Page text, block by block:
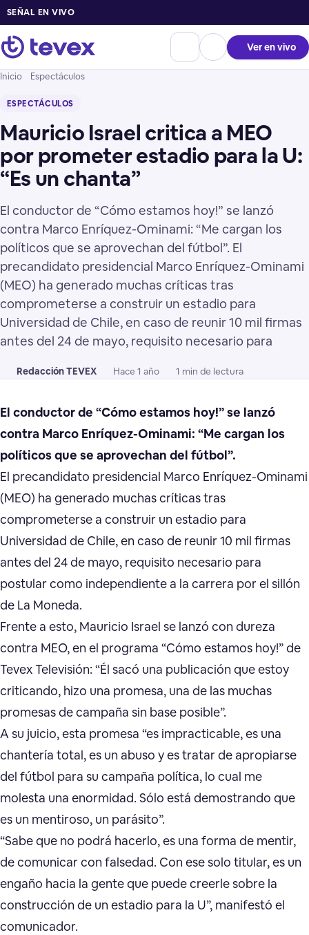
SEÑAL EN VIVO
Ver en vivo
Inicio Espectáculos
ESPECTÁCULOS
Mauricio Israel critica a MEO
por prometer estadio para la U:
“Es un chanta”
El conductor de “Cómo estamos hoy!” se lanzó
contra Marco Enríquez-Ominami: “Me cargan los
políticos que se aprovechan del fútbol”. El
precandidato presidencial Marco Enríquez-Ominami
(MEO) ha generado muchas críticas tras
comprometerse a construir un estadio para
Universidad de Chile, en caso de reunir 10 mil firmas
antes del 24 de mayo, requisito necesario para
Redacción TEVEX Hace 1 año 1 min de lectura
El conductor de “Cómo estamos hoy!” se lanzó
contra Marco Enríquez-Ominami: “Me cargan los
políticos que se aprovechan del fútbol”.
El precandidato presidencial Marco Enríquez-Ominami
(MEO) ha generado muchas críticas tras
comprometerse a construir un estadio para
Universidad de Chile, en caso de reunir 10 mil firmas
antes del 24 de mayo, requisito necesario para
postular como independiente a la carrera por el sillón
de La Moneda.
Frente a esto, Mauricio Israel se lanzó con dureza
contra MEO, en el programa “Cómo estamos hoy!” de
Tevex Televisión: “Él sacó una publicación que estoy
criticando, hizo una promesa, una de las muchas
promesas de campaña sin base posible”.
A su juicio, esta promesa “es impracticable, es una
chantería total, es un abuso y es tratar de apropiarse
del fútbol para su campaña política, lo cual me
molesta una enormidad. Sólo está demostrando que
es un mentiroso, un parásito”.
“Sabe que no podrá hacerlo, es una forma de mentir,
de comunicar con falsedad. Con ese solo titular, es un
engaño hacia la gente que puede creerle sobre la
construcción de un estadio para la U”, manifestó el
comunicador.